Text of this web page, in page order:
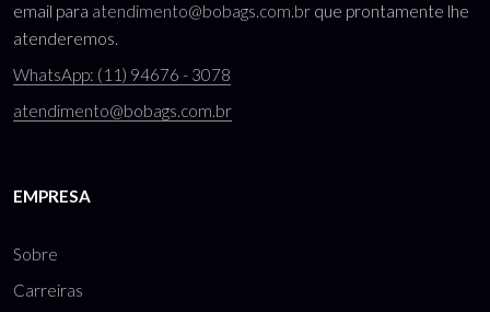
email para atendimento@bobags.com.br que prontamente lhe
atenderemos.
WhatsApp: (11) 94676 - 3078
atendimento@bobags.com.br
EMPRESA
Sobre
Carreiras